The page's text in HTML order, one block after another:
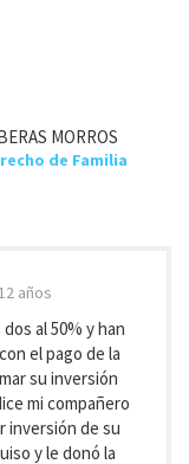
MORROS
de Familia
años
al 50% y han
el pago de la
su inversión
mi compañero
inversión de su
y le donó la